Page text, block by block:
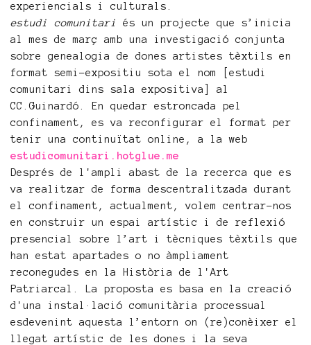
experiencials i culturals.
estudi comunitari
és un projecte que s’inicia
al mes de març amb una investigació conjunta
sobre genealogia de dones artistes tèxtils en
format semi-expositiu sota el nom [estudi
comunitari dins sala expositiva] al
CC.Guinardó. En quedar estroncada pel
confinament, es va reconfigurar el format per
tenir una continuïtat online, a la web
estudicomunitari.hotglue.me
Després de l'ampli abast de la recerca que es
va realitzar de forma descentralitzada durant
el confinament, actualment, volem centrar-nos
en construir un espai artístic i de reflexió
presencial sobre l’art i tècniques tèxtils que
han estat apartades o no àmpliament
reconegudes en la Història de l'Art
Patriarcal. La proposta es basa en la creació
d'una instal·lació comunitària processual
esdevenint aquesta l’entorn on (re)conèixer el
llegat artístic de les dones i la seva